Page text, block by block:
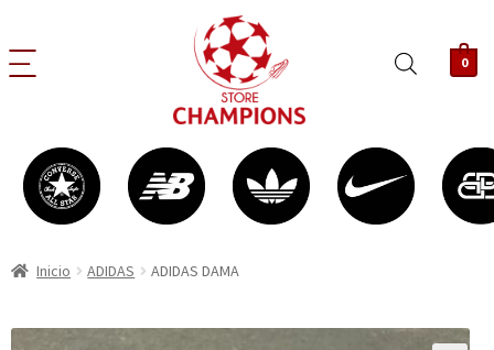
0
Inicio ADIDAS ADIDAS DAMA